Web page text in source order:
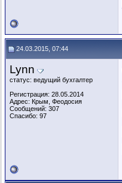
24.03.2015, 07:44
Lynn
статус: ведущий бухгалтер
Регистрация: 28.05.2014
Адрес: Крым, Феодосия
Сообщений: 307
Спасибо: 97